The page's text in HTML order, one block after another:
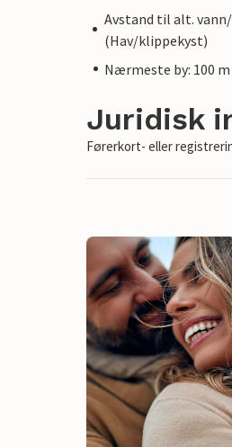
Avstand til alt.
(Hav/klippekyst)
Nærmeste by: 100
Juridisk
Førerkort- eller